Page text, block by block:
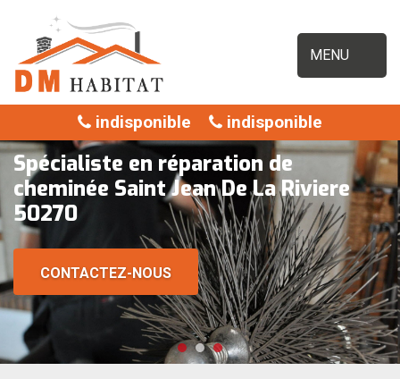
MENU
indisponible indisponible
Spécialiste en réparation de
cheminée Saint Jean De La Riviere
50270
CONTACTEZ-NOUS